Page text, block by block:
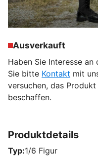
Ausverkauft
Haben Sie Interesse
Sie bitte Kontakt mit
versuchen, das
beschaffen.
Produktdetails
Typ 1/6 Figur